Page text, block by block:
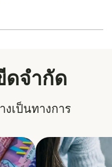
ดจำกัด
งเป็นทางการ